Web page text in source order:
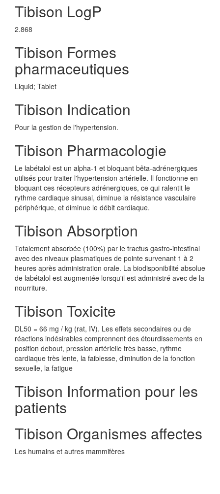
Tibison LogP
2.868
Tibison Formes
pharmaceutiques
Liquid; Tablet
Tibison Indication
Pour la gestion de l'hypertension.
Tibison Pharmacologie
Le labétalol est un alpha-1 et bloquant bêta-adrénergiques
utilisés pour traiter l'hypertension artérielle. Il fonctionne en
bloquant ces récepteurs adrénergiques, ce qui ralentit le
rythme cardiaque sinusal, diminue la résistance vasculaire
périphérique, et diminue le débit cardiaque.
Tibison Absorption
Totalement absorbée (100%) par le tractus gastro-intestinal
avec des niveaux plasmatiques de pointe survenant 1 à 2
heures après administration orale. La biodisponibilité absolue
de labétalol est augmentée lorsqu'il est administré avec de la
nourriture.
Tibison Toxicite
DL50 = 66 mg / kg (rat, IV). Les effets secondaires ou de
réactions indésirables comprennent des étourdissements en
position debout, pression artérielle très basse, rythme
cardiaque très lente, la faiblesse, diminution de la fonction
sexuelle, la fatigue
Tibison Information pour les
patients
Tibison Organismes affectes
Les humains et autres mammifères